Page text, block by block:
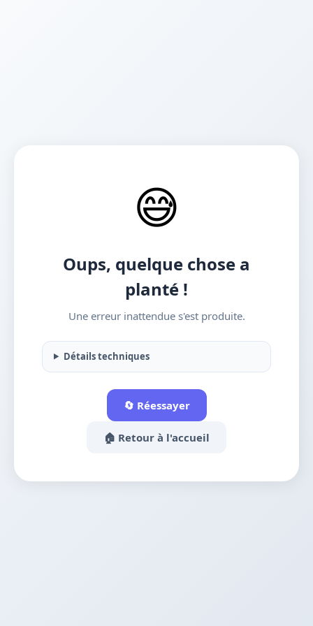
😅
Oups, quelque chose a
planté !
Une erreur inattendue s'est produite.
Détails techniques
🔄 Réessayer
🏠 Retour à l'accueil